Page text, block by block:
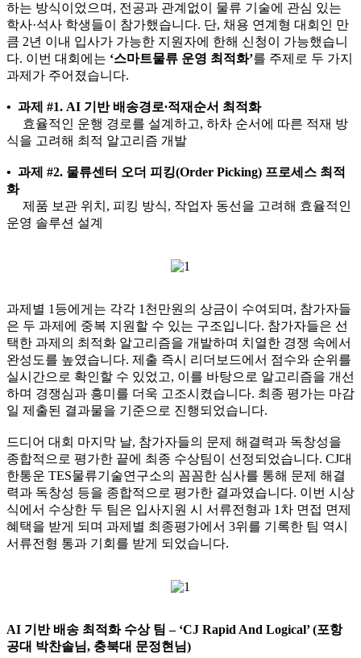
하는 방식이었으며, 전공과 관계없이 물류 기술에 관심 있는
학사·석사 학생들이 참가했습니다. 단, 채용 연계형 대회인 만
큼 2년 이내 입사가 가능한 지원자에 한해 신청이 가능했습니
다. 이번 대회에는 ‘스마트물류 운영 최적화’를 주제로 두 가지
과제가 주어졌습니다.
• 과제 #1. AI 기반 배송경로∙적재순서 최적화
효율적인 운행 경로를 설계하고, 하차 순서에 따른 적재 방
식을 고려해 최적 알고리즘 개발
• 과제 #2. 물류센터 오더 피킹(Order Picking) 프로세스 최적
화
제품 보관 위치, 피킹 방식, 작업자 동선을 고려해 효율적인
운영 솔루션 설계
과제별 1등에게는 각각 1천만원의 상금이 수여되며, 참가자들
은 두 과제에 중복 지원할 수 있는 구조입니다. 참가자들은 선
택한 과제의 최적화 알고리즘을 개발하며 치열한 경쟁 속에서
완성도를 높였습니다. 제출 즉시 리더보드에서 점수와 순위를
실시간으로 확인할 수 있었고, 이를 바탕으로 알고리즘을 개선
하며 경쟁심과 흥미를 더욱 고조시켰습니다. 최종 평가는 마감
일 제출된 결과물을 기준으로 진행되었습니다.
드디어 대회 마지막 날, 참가자들의 문제 해결력과 독창성을
종합적으로 평가한 끝에 최종 수상팀이 선정되었습니다. CJ대
한통운 TES물류기술연구소의 꼼꼼한 심사를 통해 문제 해결
력과 독창성 등을 종합적으로 평가한 결과였습니다. 이번 시상
식에서 수상한 두 팀은 입사지원 시 서류전형과 1차 면접 면제
혜택을 받게 되며 과제별 최종평가에서 3위를 기록한 팀 역시
서류전형 통과 기회를 받게 되었습니다.
AI 기반 배송 최적화 수상 팀 – ‘CJ Rapid And Logical’ (포항
공대 박찬솔님, 충북대 문정현님)